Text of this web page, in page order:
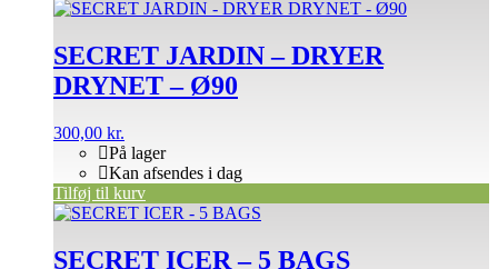
SECRET JARDIN – DRYER
DRYNET – Ø90
300,00 kr.
På lager
Kan afsendes i dag
Tilføj til kurv
SECRET ICER – 5 BAGS